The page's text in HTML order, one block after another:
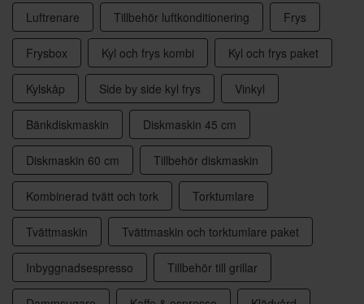
Luftrenare Tillbehör luftkonditionering Frys
Frysbox Kyl och frys kombi Kyl och frys paket
Kylskåp Side by side kyl frys Vinkyl
Bänkdiskmaskin Diskmaskin 45 cm
Diskmaskin 60 cm Tillbehör diskmaskin
Kombinerad tvätt och tork Torktumlare
Tvättmaskin Tvättmaskin och torktumlare paket
Inbyggnadsespresso Tillbehör till grillar